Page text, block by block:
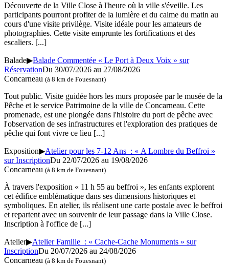
Découverte de la Ville Close à l'heure où la ville s'éveille. Les
participants pourront profiter de la lumière et du calme du matin au
cours d'une visite privilège. Visite idéale pour les amateurs de
photographies. Cette visite emprunte les fortifications et des
escaliers. [...]
Balade▶Balade Commentée « Le Port à Deux Voix » sur
RéservationDu 30/07/2026 au 27/08/2026
Concarneau (à 8 km de Fouesnant)
Tout public. Visite guidée hors les murs proposée par le musée de la
Pêche et le service Patrimoine de la ville de Concarneau. Cette
promenade, est une plongée dans l'histoire du port de pêche avec
l'observation de ses infrastructures et l'exploration des pratiques de
pêche qui font vivre ce lieu [...]
Exposition▶Atelier pour les 7-12 Ans : « A Lombre du Beffroi »
sur InscriptionDu 22/07/2026 au 19/08/2026
Concarneau (à 8 km de Fouesnant)
À travers l'exposition « 11 h 55 au beffroi », les enfants explorent
cet édifice emblématique dans ses dimensions historiques et
symboliques. En atelier, ils réalisent une carte postale avec le beffroi
et repartent avec un souvenir de leur passage dans la Ville Close.
Inscription à l'office de [...]
Atelier▶Atelier Famille : « Cache-Cache Monuments » sur
InscriptionDu 20/07/2026 au 24/08/2026
Concarneau (à 8 km de Fouesnant)